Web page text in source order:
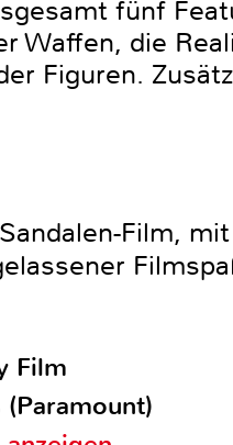
fünf
Waffen, die
Figuren.
Film,
Film
(Paramount)